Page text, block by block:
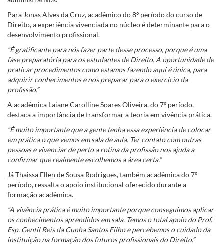
Para Jonas Alves da Cruz, acadêmico do 8º período do curso de
Direito, a experiência vivenciada no núcleo é determinante para o
desenvolvimento profissional.
“É gratificante para nós fazer parte desse processo, porque é uma
fase preparatória para os estudantes de Direito. A oportunidade de
praticar procedimentos como estamos fazendo aqui é única, para
adquirir conhecimentos e nos preparar para o exercício da
profissão.”
A acadêmica Laiane Carolline Soares Oliveira, do 7º período,
destaca a importância de transformar a teoria em vivência prática.
“É muito importante que a gente tenha essa experiência de colocar
em prática o que vemos em sala de aula. Ter contato com outras
pessoas e vivenciar de perto a rotina da profissão nos ajuda a
confirmar que realmente escolhemos a área certa.”
Já Thaissa Ellen de Sousa Rodrigues, também acadêmica do 7º
período, ressalta o apoio institucional oferecido durante a
formação acadêmica.
“A vivência prática é muito importante porque conseguimos aplicar
os conhecimentos aprendidos em sala. Temos o total apoio do Prof.
Esp. Gentil Reis da Cunha Santos Filho e percebemos o cuidado da
instituição na formação dos futuros profissionais do Direito.”